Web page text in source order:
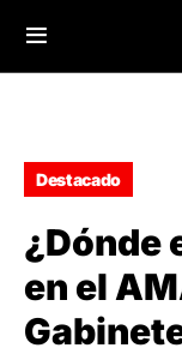
Destacado
¿Dónde
en el